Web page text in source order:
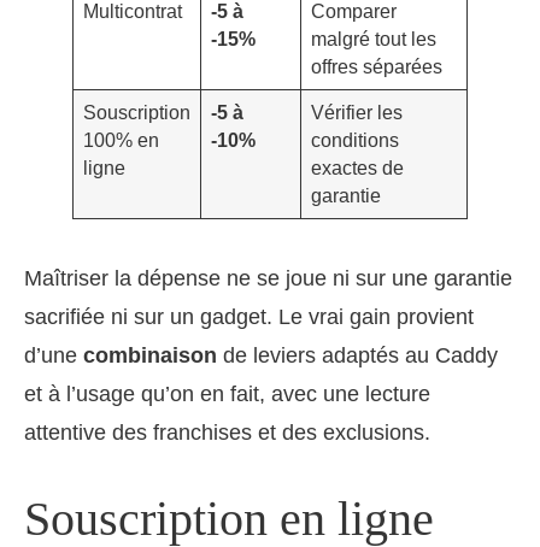
Multicontrat
-5 à
-15%
Comparer
malgré tout les
offres séparées
Souscription
100% en
ligne
-5 à
-10%
Vérifier les
conditions
exactes de
garantie
Maîtriser la dépense ne se joue ni sur une garantie
sacrifiée ni sur un gadget. Le vrai gain provient
d’une combinaison de leviers adaptés au Caddy
et à l’usage qu’on en fait, avec une lecture
attentive des franchises et des exclusions.
Souscription en ligne